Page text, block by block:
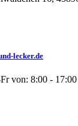
lecker.de
von: 8:00 - 17:00